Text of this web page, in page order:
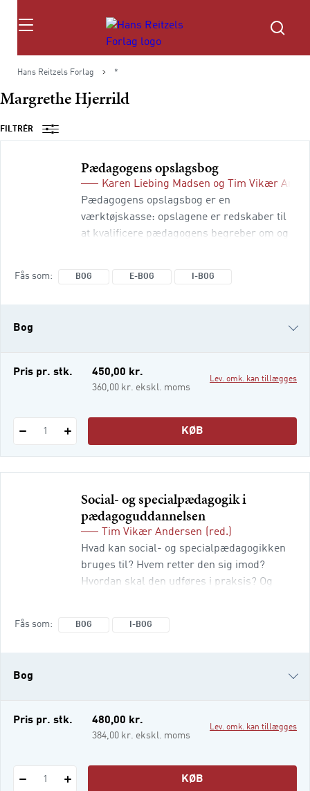
Søg
Hans Reitzels Forlag *
Margrethe Hjerrild
FILTRÉR
Pædagogens opslagsbog
Karen Liebing Madsen og
Tim Vikær
Pædagogens opslagsbog er en
værktøjskasse: opslagene er redskaber til
at kvalificere pædagogens begreber om og
Fås som BOG E-BOG I-BOG
Bog
e-bog
Pris pr. stk. 450,00 kr.
360,00 kr. ekskl. moms
Lev. omk. kan tillægges
1 KØB
Social- og specialpædagogik i
pædagoguddannelsen
Tim Vikær Andersen
(red.)
Hvad kan social- og specialpædagogikken
bruges til? Hvem retter den sig imod?
Hvordan skal den udføres i praksis? Og
Fås som BOG I-BOG
Bog
i-bog
Pris pr. stk. 480,00 kr.
384,00 kr. ekskl. moms
Lev. omk. kan tillægges
1 KØB